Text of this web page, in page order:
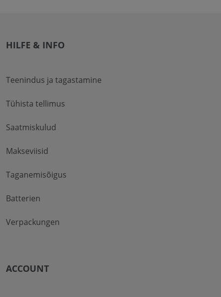
HILFE & INFO
Teenindus ja tagastamine
Tühista tellimus
Saatmiskulud
Makseviisid
Taganemisõigus
Batterien
Verpackungen
ACCOUNT